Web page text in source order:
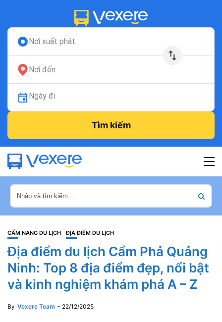
Nơi xuất phát
Nơi đến
Ngày đi
Tìm kiếm
CẨM NANG DU LỊCH ĐỊA ĐIỂM DU LỊCH
Địa điểm du lịch Cẩm Phả Quảng
Ninh: Top 8 địa điểm đẹp, nổi bật
và kinh nghiệm khám phá A – Z
By Vexere Team 22/12/2025